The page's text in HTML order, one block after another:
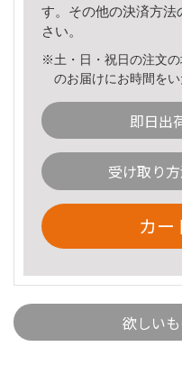
す。その他の決済方法
さい。
※土・日・祝日の注文
のお届けにお時間を
即日出
受け取り
カー
欲しい